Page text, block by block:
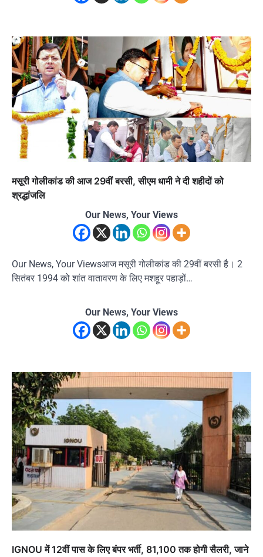
मसूरी गोलीकांड की आज 29वीं बरसी, सीएम धामी ने दी शहीदों को
श्रद्धांजलि
Our News, Your Views
Our News, Your Viewsआज मसूरी गोलीकांड की 29वीं बरसी है। 2
सितंबर 1994 को शांत वातावरण के लिए मशहूर पहाड़ों…
Our News, Your Views
IGNOU में 12वीं पास के लिए बंपर भर्ती, 81,100 तक होगी सैलरी, जाने